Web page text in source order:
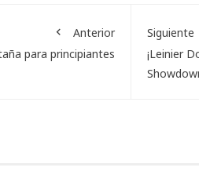
Anterior
para principiantes
Siguiente
¡Leinier